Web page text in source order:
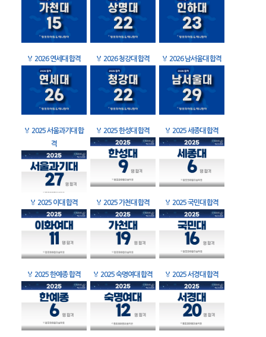
🏅 2026 연세대 합격 🏅 2026 청강대 합격 🏅 2026 남서울대 합격
🏅 2025 서울과기대 합
격
🏅 2025 한성대 합격 🏅 2025 세종대 합격
🏅 2025 이대 합격 🏅 2025 가천대 합격 🏅 2025 국민대 합격
🏅 2025 한예종 합격 🏅 2025 숙명여대 합격 🏅 2025 서경대 합격